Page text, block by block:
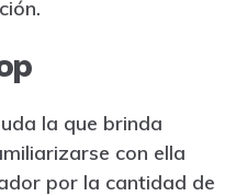
la que brinda
con ella
por la cantidad de